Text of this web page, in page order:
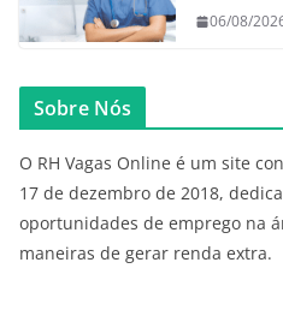
06/08/
Sobre Nós
O RH Vagas Online é um site
17 de dezembro de 2018,
oportunidades de emprego na
maneiras de gerar renda extra.